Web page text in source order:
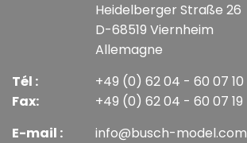
Heidelberger Straße 26
D-68519 Viernheim
Allemagne
Tél :
Fax:
+49 (0) 62 04 - 60 07 10
+49 (0) 62 04 - 60 07 19
E-mail :
info@busch-model.com